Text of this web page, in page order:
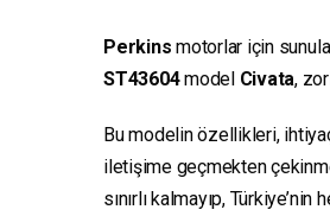
Perkins motorlar için
ST43604model Civata,
Bu modelin özellikleri,
iletişime geçmekten
sınırlı kalmayıp,